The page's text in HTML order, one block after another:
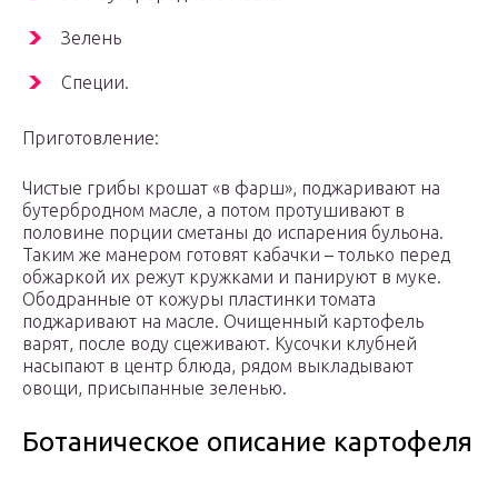
Зелень
Специи.
Приготовление:
Чистые грибы крошат «в фарш», поджаривают на
бутербродном масле, а потом протушивают в
половине порции сметаны до испарения бульона.
Таким же манером готовят кабачки – только перед
обжаркой их режут кружками и панируют в муке.
Ободранные от кожуры пластинки томата
поджаривают на масле. Очищенный картофель
варят, после воду сцеживают. Кусочки клубней
насыпают в центр блюда, рядом выкладывают
овощи, присыпанные зеленью.
Ботаническое описание картофеля